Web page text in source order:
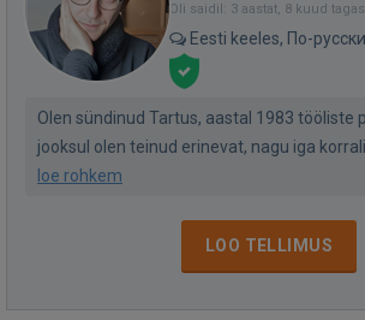
Oli saidil: 3 aastat, 8 kuud
Eesti keeles, По-
Olen sündinud Tartus, aastal 1983 tööliste
jooksul olen teinud erinevat, nagu iga
loe rohkem
LOO TELLIMUS